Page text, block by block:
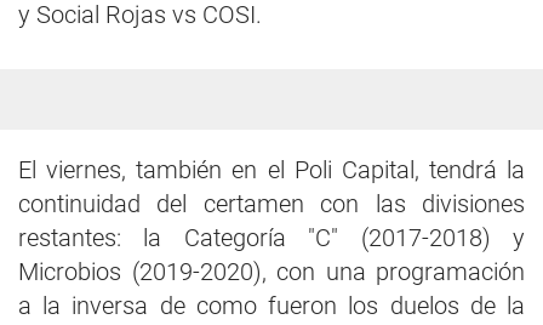
y Social Rojas vs COSI.
El viernes, también en el Poli Capital, tendrá la
continuidad del certamen con las divisiones
restantes: la Categoría "C" (2017-2018) y
Microbios (2019-2020), con una programación
a la inversa de como fueron los duelos de la